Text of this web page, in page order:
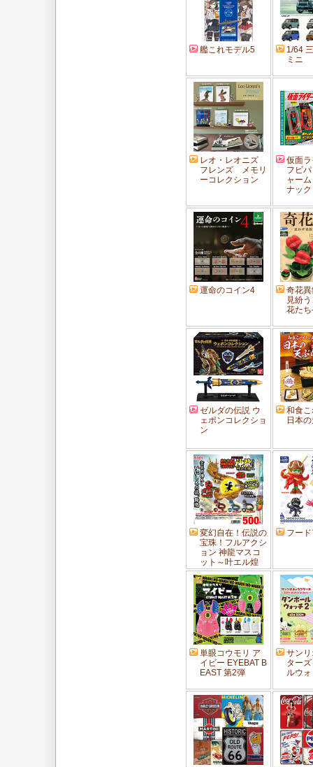
艦これモデル5
1/64
ミニ
レオ・レオニズ
フレンズ メモリ
ーコレクション
仮面
フビ
ャー
ナック
運命のコイン4
奇花
見紛
花たち
ゼルダの伝説 ウ
ェポンコレクショ
ン
和食
日本
変幻自在！伝説の
宝珠！フルアクシ
ョン 神龍マスコ
ット～叶エル煌
フー
単眼コウモリ ア
イビー EYEBAT B
EAST 第2弾
サン
ター
ルウ